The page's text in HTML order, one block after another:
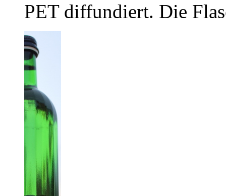
PET diffundiert. Die